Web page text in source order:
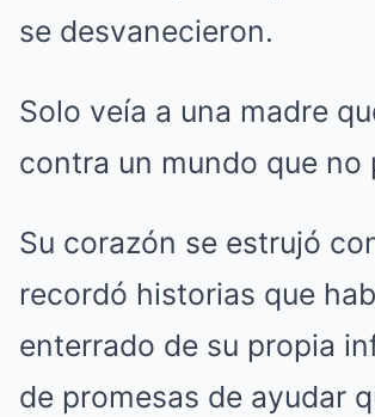
se desvanecieron.
Solo veía a una madre
contra un mundo que no
Su corazón se estrujó
recordó historias que
enterrado de su propia
de promesas de ayudar